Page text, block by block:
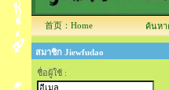
首页：Home ค้นหา
สมาชิก Jiewfudao
ชื่อผู้ใช้ :